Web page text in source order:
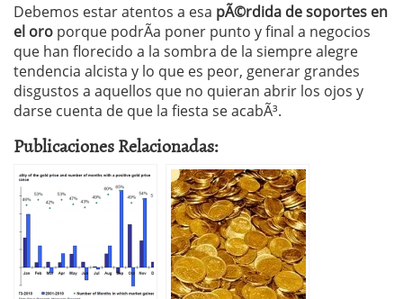
Debemos estar atentos a esa pÃ©rdida de soportes en
el oro porque podrÃ­a poner punto y final a negocios
que han florecido a la sombra de la siempre alegre
tendencia alcista y lo que es peor, generar grandes
disgustos a aquellos que no quieran abrir los ojos y
darse cuenta de que la fiesta se acabÃ³.
Publicaciones Relacionadas: